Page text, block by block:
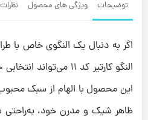
توضیحات ویژگی های محصول نظرات
اگر به دنبال یک النگوی خاص با
النگو کارتیر کد 11
این محصول با الهام از سبک
ظاهر شیک و مدرن خود، به‌راحتی